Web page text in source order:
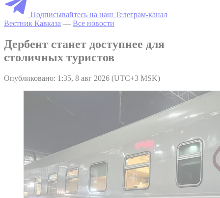
Подписывайтесь на наш Телеграм-канал
Вестник Кавказа — Все новости
Дербент станет доступнее для
столичных туристов
Опубликовано: 1:35, 8 авг 2026 (UTC+3 MSK)